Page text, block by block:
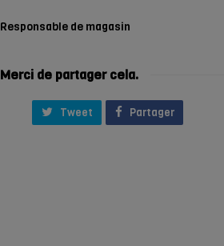
Responsable de magasin
Merci de partager cela.
Tweet Partager